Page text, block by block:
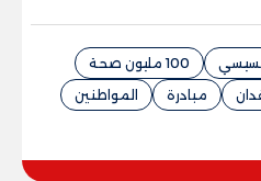
100 مليون صحة
مبادرة
المواطنين